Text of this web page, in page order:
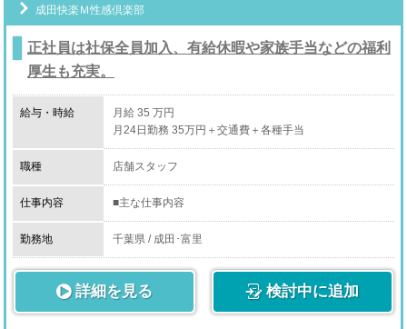
成田快楽Ｍ性感倶楽部
正社員は社保全員加入、有給休暇や家族手当などの福利
厚生も充実。
給与・時給
月給 35 万円
月24日勤務 35万円＋交通費＋各種手当
職種 店舗スタッフ
仕事内容 ■主な仕事内容
・電話受付(お客様との対面接客はありません)
・事務所の清掃
・女性へ金銭の受け渡し
・女性シフトの入力
・その他入力作業
勤務地 千葉県 / 成田･富里
詳細を見る 検討中に追加